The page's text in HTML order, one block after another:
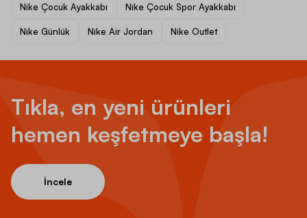
Nike Çocuk Ayakkabı Nike Çocuk Spor Ayakkabı
Nike Günlük Nike Air Jordan Nike Outlet
Tıkla, en yeni ürünleri
hemen keşfetmeye başla!
İncele